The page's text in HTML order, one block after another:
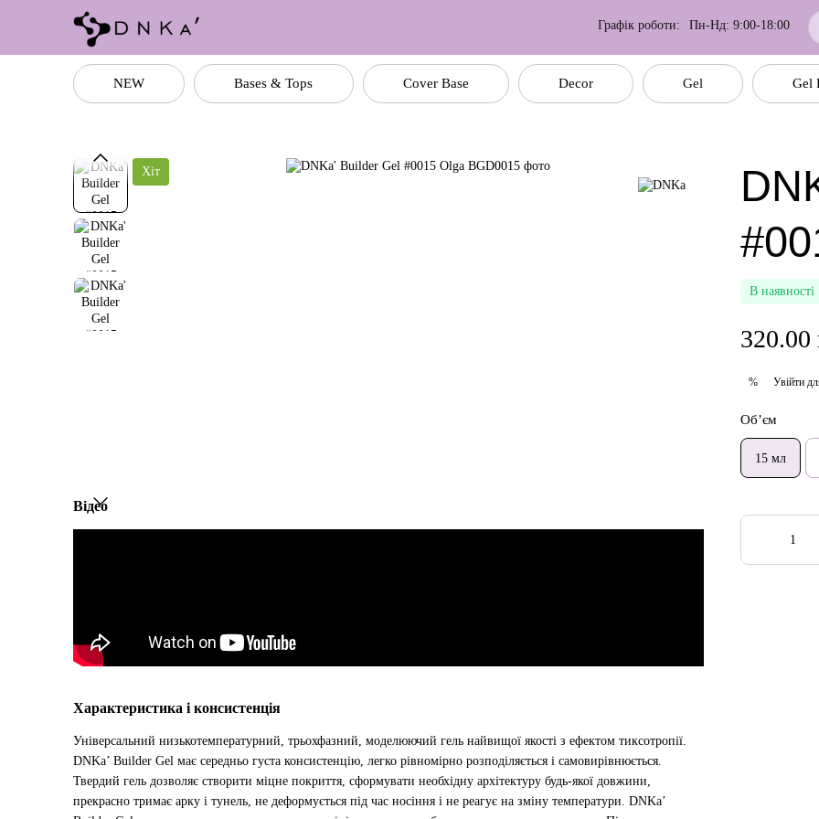
Перейти до основного контенту
Графік роботи:
Пн-Нд: 9:00-18:00
NEW Bases & Tops Cover Base Decor Gel Gel
Хіт
Відео
Характеристика і консистенція
Універсальний низькотемпературний, трьохфазний, моделюючий гель найвищої якості з ефектом тиксотропії.
DNKa’ Builder Gel має середньо густа консистенцію, легко рівномірно розподіляється і самовирівнюється.
Твердий гель дозволяє створити міцне покриття, сформувати необхідну архітектуру будь-якої довжини,
прекрасно тримає арку і тунель, не деформується під час носіння і не реагує на зміну температури. DNKa’
В наявності
320.00
% Увійти
Об’єм
15 мл